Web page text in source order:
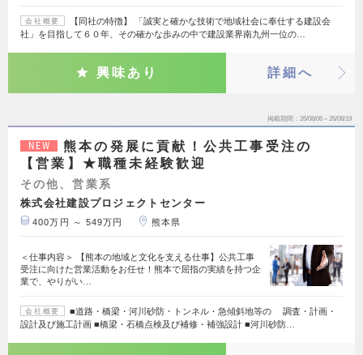
会社概要
【同社の特徴】 「誠実と確かな技術で地域社会に奉仕する建設会
社」を目指して６０年、その確かな歩みの中で建設業界南九州一位の…
興味あり 詳細へ
掲載期間 26/08/06～26/08/19
NEW
熊本の発展に貢献！公共工事受注の
【営業】★職種未経験歓迎
その他、営業系
株式会社建設プロジェクトセンター
400万円 ～ 549万円 熊本県
＜仕事内容＞ 【熊本の地域と文化を支える仕事】公共工事
受注に向けた営業活動をお任せ！熊本で屈指の実績を持つ企
業で、やりがい…
会社概要
■道路・橋梁・河川砂防・トンネル・急傾斜地等の 調査・計画・
設計及び施工計画 ■橋梁・石橋点検及び補修・補強設計 ■河川砂防…